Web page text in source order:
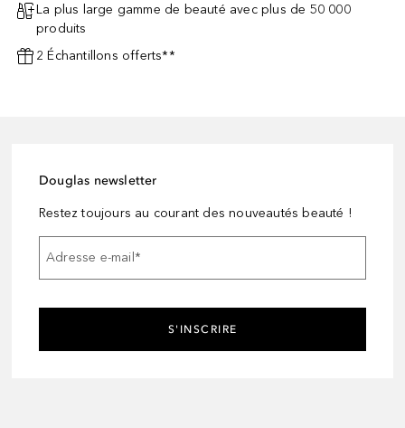
La plus large gamme de beauté avec plus de 50 000
produits
2 Échantillons offerts**
Douglas newsletter
Restez toujours au courant des nouveautés beauté !
Adresse e-mail*
S'INSCRIRE